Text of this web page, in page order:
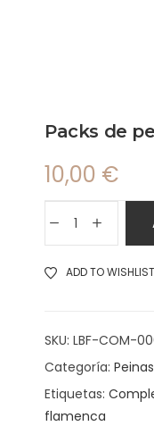
Packs de
10,00 €
ADD TO WISHLIST
SKU: LBF-COM-
Categoría: Peinas
Etiquetas:
flamenca